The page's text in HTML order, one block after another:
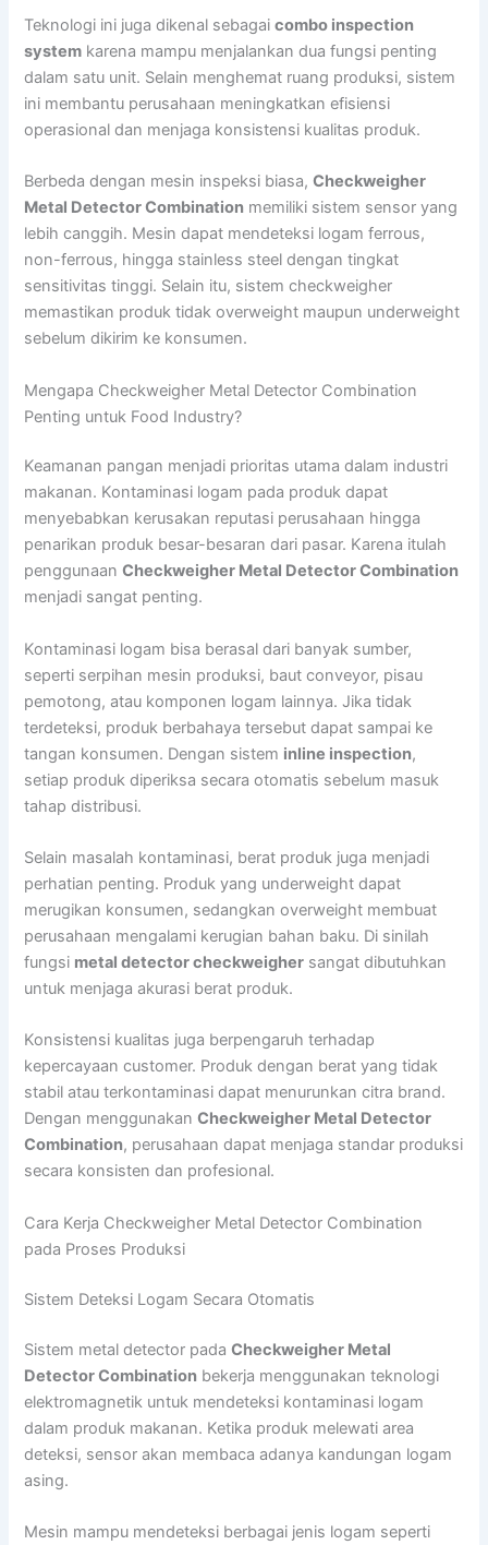
Teknologi ini juga dikenal sebagaicombo inspection
system karena mampu menjalankan dua fungsi penting
dalam satu unit. Selain menghemat ruang produksi, sistem
ini membantu perusahaan meningkatkan efisiensi
operasional dan menjaga konsistensi kualitas produk.
Berbeda dengan mesin inspeksi biasa,Checkweigher
Metal Detector Combination memiliki sistem sensor yang
lebih canggih. Mesin dapat mendeteksi logam ferrous,
non-ferrous, hingga stainless steel dengan tingkat
sensitivitas tinggi. Selain itu, sistem checkweigher
memastikan produk tidak overweight maupun underweight
sebelum dikirim ke konsumen.
Mengapa Checkweigher Metal Detector Combination
Penting untuk Food Industry?
Keamanan pangan menjadi prioritas utama dalam industri
makanan. Kontaminasi logam pada produk dapat
menyebabkan kerusakan reputasi perusahaan hingga
penarikan produk besar-besaran dari pasar. Karena itulah
penggunaanCheckweigher Metal Detector Combination
menjadi sangat penting.
Kontaminasi logam bisa berasal dari banyak sumber,
seperti serpihan mesin produksi, baut conveyor, pisau
pemotong, atau komponen logam lainnya. Jika tidak
terdeteksi, produk berbahaya tersebut dapat sampai ke
tangan konsumen. Dengan sistem inline inspection,
setiap produk diperiksa secara otomatis sebelum masuk
tahap distribusi.
Selain masalah kontaminasi, berat produk juga menjadi
perhatian penting. Produk yang underweight dapat
merugikan konsumen, sedangkan overweight membuat
perusahaan mengalami kerugian bahan baku. Di sinilah
fungsi metal detector checkweigher sangat dibutuhkan
untuk menjaga akurasi berat produk.
Konsistensi kualitas juga berpengaruh terhadap
kepercayaan customer. Produk dengan berat yang tidak
stabil atau terkontaminasi dapat menurunkan citra brand.
Dengan menggunakanCheckweigher Metal Detector
Combination, perusahaan dapat menjaga standar produksi
secara konsisten dan profesional.
Cara Kerja Checkweigher Metal Detector Combination
pada Proses Produksi
Sistem Deteksi Logam Secara Otomatis
Sistem metal detector padaCheckweigher Metal
Detector Combination bekerja menggunakan teknologi
elektromagnetik untuk mendeteksi kontaminasi logam
dalam produk makanan. Ketika produk melewati area
deteksi, sensor akan membaca adanya kandungan logam
asing.
Mesin mampu mendeteksi berbagai jenis logam seperti